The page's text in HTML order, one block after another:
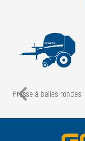
Presse à balles rondes